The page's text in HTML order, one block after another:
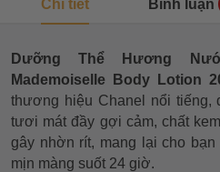
Chi tiết Bình luận
Dưỡng Thể Hương
Mademoiselle Body Lotion
thương hiệu Chanel nổi
tươi mát đầy gợi cảm, chất
gây nhờn rít, mang lại cho
mịn màng suốt 24 giờ.